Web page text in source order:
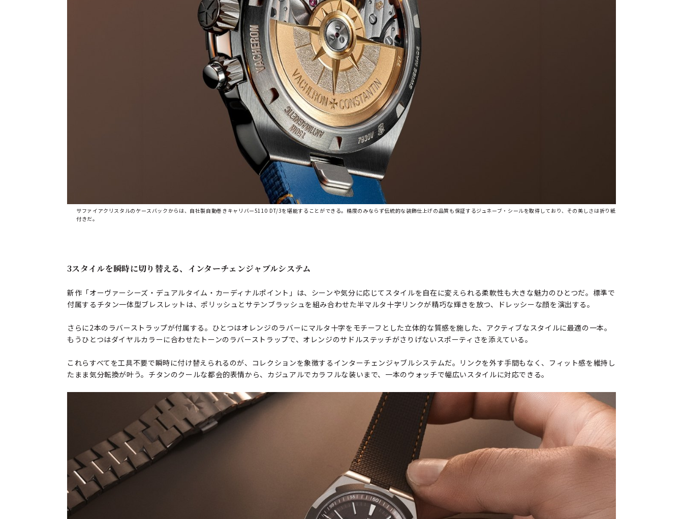
サファイアクリスタルのケースバックからは、自社製自動巻きキャリバー5110 DT/3を堪能することができる。精度のみならず伝統的な装飾仕上げの品質も保証するジュネーブ・シールを取得しており、その美しさは折り紙
付きだ。
3スタイルを瞬時に切り替える、インターチェンジャブルシステム
新作「オーヴァーシーズ・デュアルタイム・カーディナルポイント」は、シーンや気分に応じてスタイルを自在に変えられる柔軟性も大きな魅力のひとつだ。標準で
付属するチタン一体型ブレスレットは、ポリッシュとサテンブラッシュを組み合わせた半マルタ十字リンクが精巧な輝きを放つ、ドレッシーな顔を演出する。
さらに2本のラバーストラップが付属する。ひとつはオレンジのラバーにマルタ十字をモチーフとした立体的な質感を施した、アクティブなスタイルに最適の一本。
もうひとつはダイヤルカラーに合わせたトーンのラバーストラップで、オレンジのサドルステッチがさりげないスポーティさを添えている。
これらすべてを工具不要で瞬時に付け替えられるのが、コレクションを象徴するインターチェンジャブルシステムだ。リンクを外す手間もなく、フィット感を維持し
たまま気分転換が叶う。チタンのクールな都会的表情から、カジュアルでカラフルな装いまで、一本のウォッチで幅広いスタイルに対応できる。